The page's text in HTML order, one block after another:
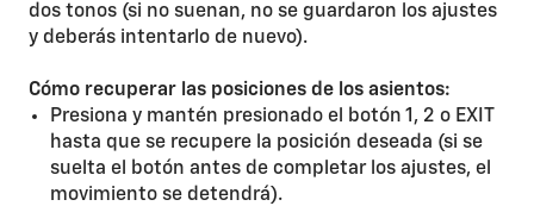
dos tonos (si no suenan, no se guardaron los ajustes
y deberás intentarlo de nuevo).
Cómo recuperar las posiciones de los asientos:
Presiona y mantén presionado el botón 1, 2 o EXIT
hasta que se recupere la posición deseada (si se
suelta el botón antes de completar los ajustes, el
movimiento se detendrá).